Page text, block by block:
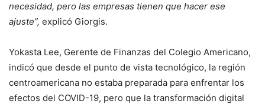
necesidad, pero las empresas tienen que hacer ese
ajuste”, explicó Giorgis.
Yokasta Lee, Gerente de Finanzas del Colegio Americano,
indicó que desde el punto de vista tecnológico, la región
centroamericana no estaba preparada para enfrentar los
efectos del COVID-19, pero que la transformación digital